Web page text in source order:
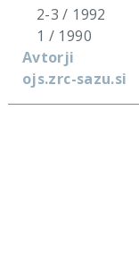
2-3 / 1992
1 / 1990
Avtorji
ojs.zrc-sazu.si